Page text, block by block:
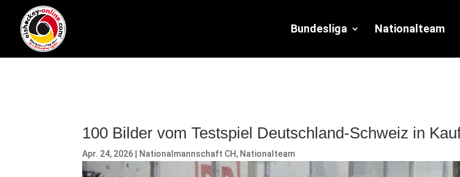
Bundesliga Nationalteam
100 Bilder vom Testspiel Deutschland-Schweiz in
Apr. 24, 2026 Nationalmannschaft CH, Nationalteam